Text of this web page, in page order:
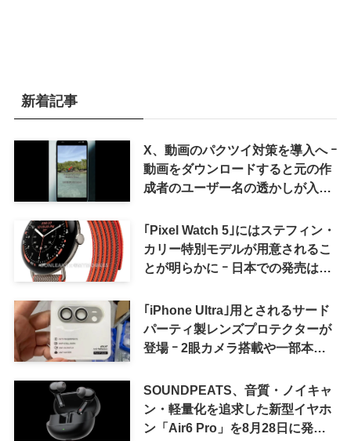
新着記事
X、動画のパクツイ対策を導入へ ｰ
動画をダウンロードすると元の作
成者のユーザー名の透かしが入る
｢Pixel Watch 5｣にはステフィン・
カリー特別モデルが用意されるこ
とが明らかに ｰ 日本での発売は期
｢iPhone Ultra｣用とされるサード
パーティ製レンズプロテクターが
登場 ｰ 2眼カメラ搭載や一部本体
SOUNDPEATS、音質・ノイキャ
ン・軽量化を追求した新型イヤホ
ン「Air6 Pro」を8月28日に発売